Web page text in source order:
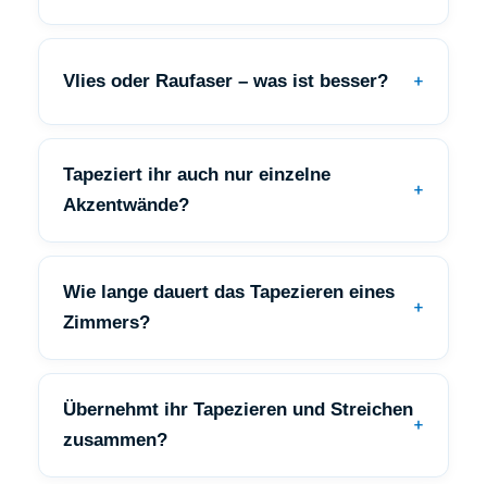
Vlies oder Raufaser – was ist besser?
Tapeziert ihr auch nur einzelne
Akzentwände?
Wie lange dauert das Tapezieren eines
Zimmers?
Übernehmt ihr Tapezieren und Streichen
zusammen?